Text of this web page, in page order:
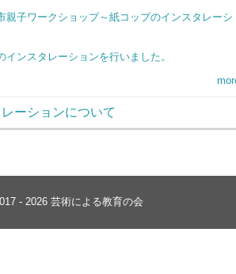
親子ワークショップ～紙コップのインスタレーシ
インスタレーションを行いました。
ーションについて
- 2026 芸術による教育の会